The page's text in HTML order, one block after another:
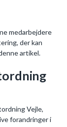
medarbejdere
der kan
artikel.
Vejle,
forandringer i